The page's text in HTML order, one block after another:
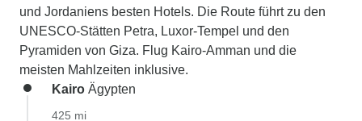
und Jordaniens besten Hotels. Die Route führt zu den
UNESCO-Stätten Petra, Luxor-Tempel und den
Pyramiden von Giza. Flug Kairo-Amman und die
meisten Mahlzeiten inklusive.
Kairo Ägypten
425 mi